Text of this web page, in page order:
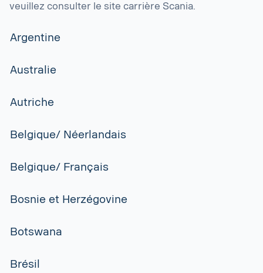
veuillez consulter le site carrière Scania.
Argentine
Australie
Autriche
Belgique/ Néerlandais
Belgique/ Français
Bosnie et Herzégovine
Botswana
Brésil